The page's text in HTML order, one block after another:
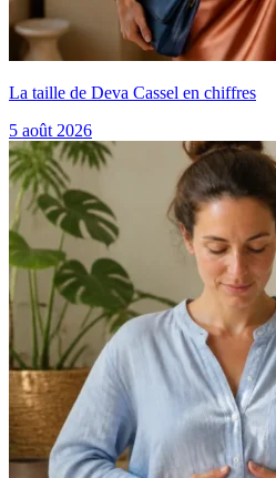
La taille de Deva Cassel en chiffres
5 août 2026